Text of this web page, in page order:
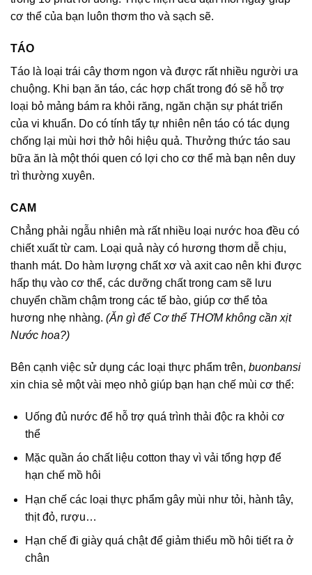
cơ thể của bạn luôn thơm tho và sạch sẽ.
TÁO
Táo là loại trái cây thơm ngon và được rất nhiều người ưa
chuộng. Khi bạn ăn táo, các hợp chất trong đó sẽ hỗ trợ
loại bỏ mảng bám ra khỏi răng, ngăn chặn sự phát triển
của vi khuẩn. Do có tính tẩy tự nhiên nên táo có tác dụng
chống lại mùi hơi thở hôi hiệu quả. Thưởng thức táo sau
bữa ăn là một thói quen có lợi cho cơ thể mà bạn nên duy
trì thường xuyên.
CAM
Chẳng phải ngẫu nhiên mà rất nhiều loại nước hoa đều có
chiết xuất từ cam. Loại quả này có hương thơm dễ chịu,
thanh mát. Do hàm lượng chất xơ và axit cao nên khi được
hấp thụ vào cơ thể, các dưỡng chất trong cam sẽ lưu
chuyển chầm chậm trong các tế bào, giúp cơ thể tỏa
hương nhẹ nhàng. (Ăn gì để Cơ thể THƠM không cần xịt
Nước hoa?)
Bên cạnh việc sử dụng các loại thực phẩm trên, buonbansi
xin chia sẻ một vài mẹo nhỏ giúp bạn hạn chế mùi cơ thể:
Uống đủ nước để hỗ trợ quá trình thải độc ra khỏi cơ
thể
Mặc quần áo chất liệu cotton thay vì vải tổng hợp để
hạn chế mồ hôi
Hạn chế các loại thực phẩm gây mùi như tỏi, hành tây,
thịt đỏ, rượu…
Hạn chế đi giày quá chật để giảm thiểu mồ hôi tiết ra ở
chân